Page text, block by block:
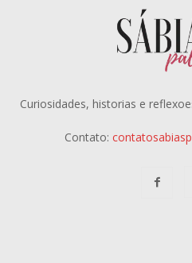
Curiosidades, historias e
Contato: